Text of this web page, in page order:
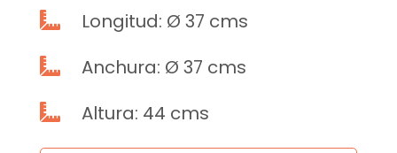
 Longitud: Ø 37 cms
 Anchura: Ø 37 cms
 Altura: 44 cms